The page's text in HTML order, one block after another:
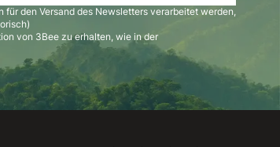
für den Versand des Newsletters verarbeitet werden,
von 3Bee zu erhalten, wie in der